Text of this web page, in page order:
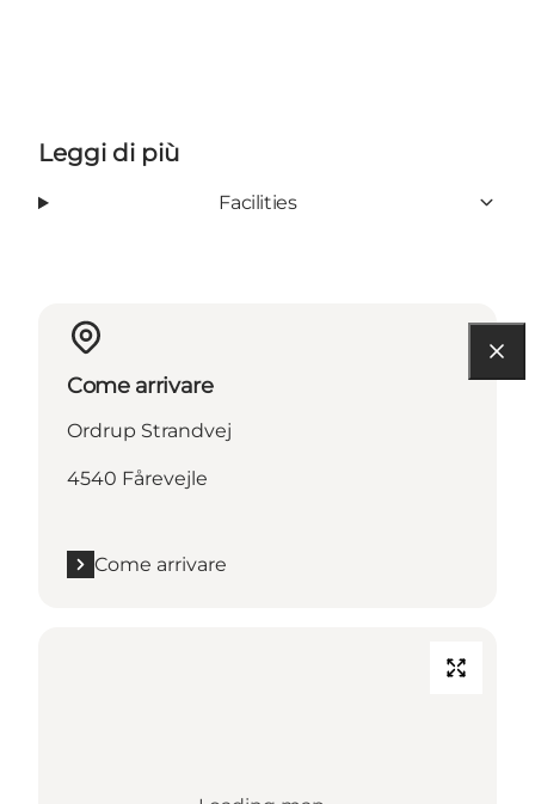
Leggi di più
Facilities
Come arrivare
Ordrup Strandvej
4540 Fårevejle
Come arrivare